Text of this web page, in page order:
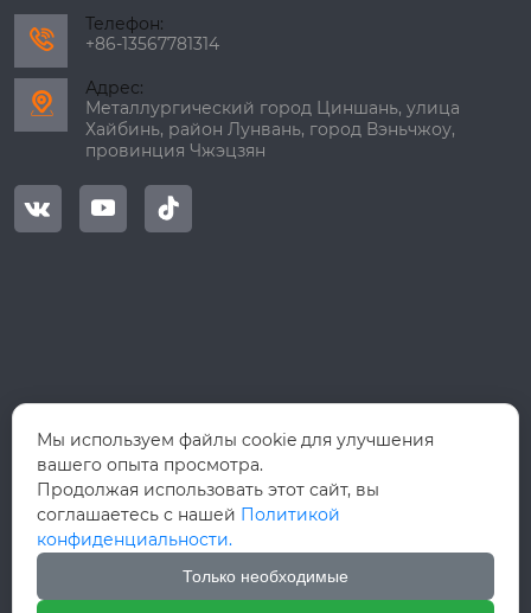

Телефон:
+86-13567781314

Адрес:
Металлургический город Циншань, улица
Хайбинь, район Лунвань, город Вэньчжоу,
провинция Чжэцзян
  
Мы используем файлы cookie для улучшения
вашего опыта просмотра.
Продолжая использовать этот сайт, вы
соглашаетесь с нашей Политикой
конфиденциальности.
Только необходимые